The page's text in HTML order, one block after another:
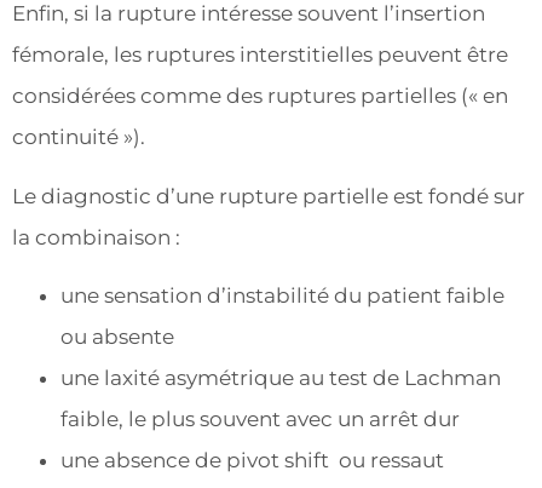
Enfin, si la rupture intéresse souvent l’insertion
fémorale, les ruptures interstitielles peuvent être
considérées comme des ruptures partielles (« en
continuité »).
Le diagnostic d’une rupture partielle est fondé sur
la combinaison :
une sensation d’instabilité du patient faible
ou absente
une laxité asymétrique au test de Lachman
faible, le plus souvent avec un arrêt dur
une absence de pivot shift ou ressaut